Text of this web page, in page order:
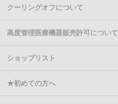
クーリングオフについて
高度管理医療機器販売許可について
ショップリスト
★初めての方へ